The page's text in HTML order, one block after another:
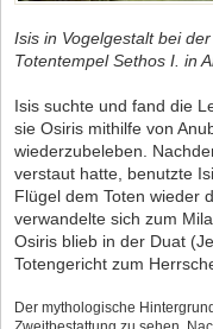
Isis in Vogelgestalt bei
Totentempel Sethos I. in
Isis suchte und fand die
sie Osiris mithilfe von
wiederzubeleben.
verstaut hatte, benutzte
Flügel dem Toten wieder
verwandelte sich zum
Osiris blieb in der Duat
Totengericht zum
Der mythologische